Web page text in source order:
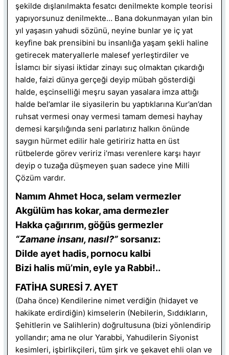
şekilde dışlanılmakta fesatcı denilmekte komple teorisi
yapıyorsunuz denilmekte… Bana dokunmayan yılan bin
yıl yaşasın yahudi sözünü, neyine bunlar ye iç yat
keyfine bak prensibini bu insanlığa yaşam şekli haline
getirecek materyallerle malesef yerleştirdiler ve
İslamcı bir siyasi iktidar zinayı suç olmaktan çıkardığı
halde, faizi dünya gerçeği deyip mübah gösterdiği
halde, eşcinselliği meşru sayan yasalara imza attığı
halde bel’amlar ile siyasilerin bu yaptıklarına Kur’an’dan
ruhsat vermesi onay vermesi tamam demesi hayhay
demesi karşılığında seni parlatırız halkın önünde
saygın hürmet edilir hale getiririz hatta en üst
rütbelerde görev veririz i’ması verenlere karşı hayır
deyip o tuzağa düşmeyen şuan sadece yine Milli
Çözüm vardır.
Namım Ahmet Hoca, selam vermezler
Akgülüm has kokar, ama dermezler
Hakka çağırırım, göğüs germezler
“Zamane insanı, nasıl?”sorsanız:
Dilde ayet hadis, pornocu kalbi
Bizi halis mü’min, eyle ya Rabbi!..
FATİHA SURESİ 7. AYET
(Daha önce) Kendilerine nimet verdiğin (hidayet ve
hakikate erdirdiğin) kimselerin (Nebilerin, Sıddıkların,
Şehitlerin ve Salihlerin) doğrultusuna (bizi yönlendirip
yollandır; ama ne olur Yarabbi, Yahudilerin Siyonist
kesimleri, işbirlikçileri, tüm şirk ve şekavet ehli olan ve